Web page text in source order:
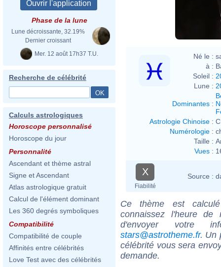
Phase de la lune
Lune décroissante, 32.19%
Dernier croissant
Mer. 12 août 17h37 T.U.
Recherche de célébrité
Calculs astrologiques
Horoscope personnalisé
Horoscope du jour
Personnalité
Ascendant et thème astral
Signe et Ascendant
Atlas astrologique gratuit
Calcul de l'élément dominant
Les 360 degrés symboliques
Compatibilité
Compatibilité de couple
Affinités entre célébrités
Love Test avec des célébrités
Né le :
à :
Soleil :
Lune :
Dominantes :
Astrologie Chinoise :
Numérologie :
Taille :
Vues :
X
Fiabilité
Source :
Ce thème est
connaissez l'heure de
d'envoyer votre
stars@astrotheme.fr. Un
célébrité vous sera
demande.